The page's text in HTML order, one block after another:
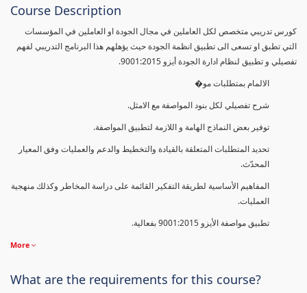
Course Description
كورس تدريبي متخصص لكل العاملين في مجال الجودة او العاملين في المؤسسات
التي تطبق او تسعى الى تطبيق انظمة الجودة حيث يؤهلهم هذا البرنامج التدريبي لفهم
تفصيلي و تطبيق لنظام ادارة الجودة أيزو 9001:2015.
الالمام بمتطلبات مو�
شرح تفصيلي لكل بنود المواصفة مع الامثل.
توفير بعض النماذج الهامة و اللازمة لتطبيق المواصفة.
تحديد المتطلبات المتعلقة بالقيادة والتخطيط والدعم والعمليات وفق المعيار
المحدّث.
المفاهيم الأساسية لطريقة التفكير القائمة على دراسة المخاطر وكذلك منهجية
العمليات.
تطبيق مواصفة الأيزو 9001:2015 بفعالية.
More
What are the requirements for this course?